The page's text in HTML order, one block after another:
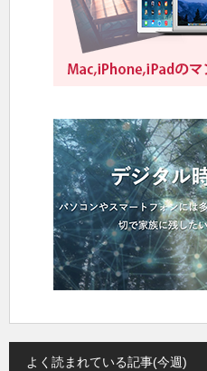
よく読まれている記事(今週)